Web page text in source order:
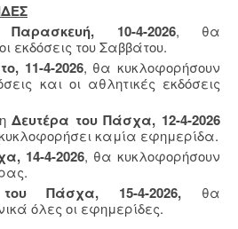
10-4-2026, θα
εκδόσεις του Σαββάτου.
11-4-2026, θα κυκλοφορήσουν
και οι αθλητικές εκδόσεις
Δευτέρα του Πάσχα, 12-4-2026
καμία εφημερίδα.
14-4-2026, θα κυκλοφορήσουν
Πάσχα, 15-4-2026, θα
όλες οι εφημερίδες.